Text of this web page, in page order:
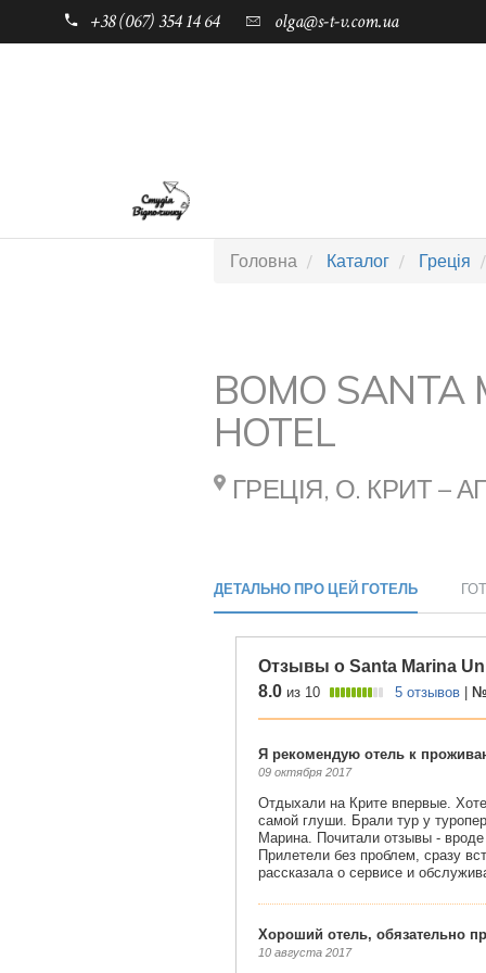
+38 (067) 354 14 64 olga@s-t-v.com.ua
Головна Каталог Греція
BOMO SANTA
HOTEL
ГРЕЦІЯ, О. КРИТ –
ДЕТАЛЬНО ПРО ЦЕЙ ГОТЕЛЬ